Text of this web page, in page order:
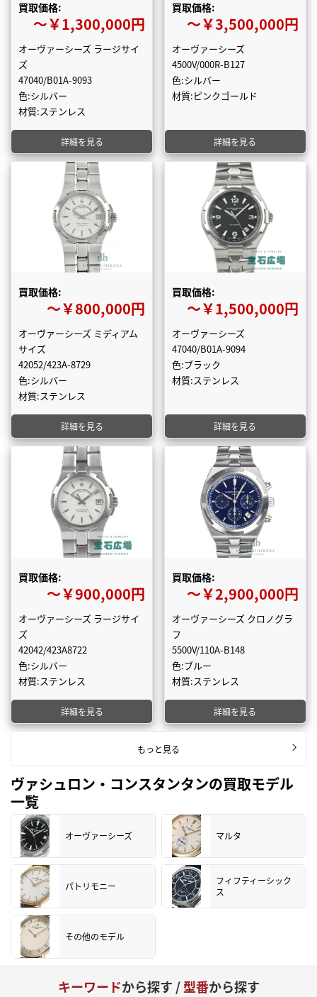
買取価格:
〜￥1,300,000円
オーヴァーシーズ ラージサイ
ズ
47040/B01A-9093
色:シルバー
材質:ステンレス
詳細を見る
買取価格:
〜￥3,500,000円
オーヴァーシーズ
4500V/000R-B127
色:シルバー
材質:ピンクゴールド
詳細を見る
買取価格:
〜￥800,000円
オーヴァーシーズ ミディアム
サイズ
42052/423A-8729
色:シルバー
材質:ステンレス
詳細を見る
買取価格:
〜￥1,500,000円
オーヴァーシーズ
47040/B01A-9094
色:ブラック
材質:ステンレス
詳細を見る
買取価格:
〜￥900,000円
オーヴァーシーズ ラージサイ
ズ
42042/423A8722
色:シルバー
材質:ステンレス
詳細を見る
買取価格:
〜￥2,900,000円
オーヴァーシーズ クロノグラ
フ
5500V/110A-B148
色:ブルー
材質:ステンレス
詳細を見る
もっと見る
ヴァシュロン・コンスタンタンの買取モデル
一覧
オーヴァーシーズ マルタ
パトリモニー
フィフティーシック
ス
その他のモデル
キーワードから探す /型番から探す